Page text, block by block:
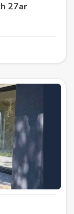
27ar